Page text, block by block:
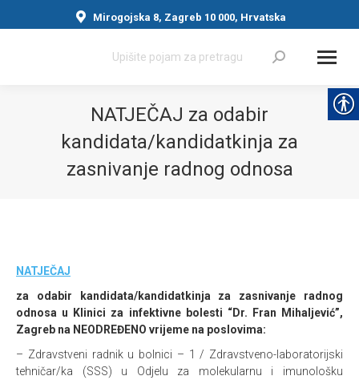
Mirogojska 8, Zagreb 10 000, Hrvatska
Search:
NATJEČAJ za odabir
kandidata/kandidatkinja za
zasnivanje radnog odnosa
NATJEČAJ
za odabir kandidata/kandidatkinja za zasnivanje radnog
odnosa u Klinici za infektivne bolesti “Dr. Fran Mihaljević”,
Zagreb na NEODREĐENO vrijeme na poslovima:
– Zdravstveni radnik u bolnici – 1 / Zdravstveno-laboratorijski
tehničar/ka (SSS) u Odjelu za molekularnu i imunološku